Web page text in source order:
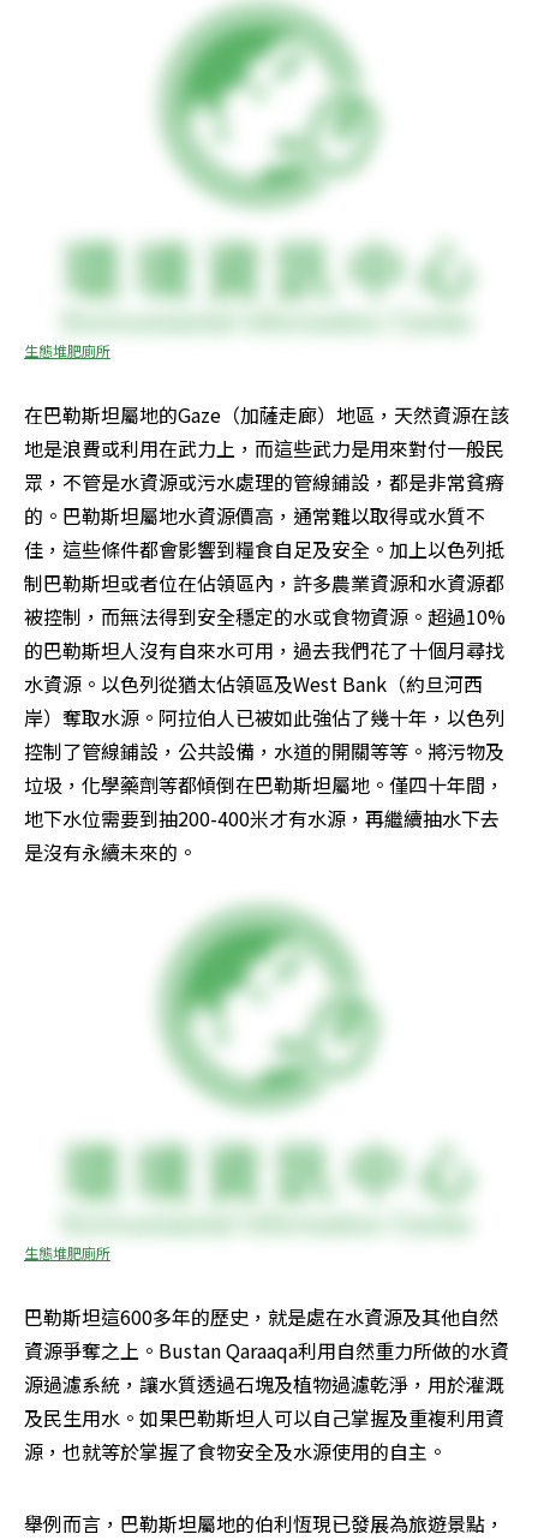
生態堆肥廁所
在巴勒斯坦屬地的Gaze（加薩走廊）地區，天然資源在該
地是浪費或利用在武力上，而這些武力是用來對付一般民
眾，不管是水資源或污水處理的管線鋪設，都是非常貧瘠
的。巴勒斯坦屬地水資源價高，通常難以取得或水質不
佳，這些條件都會影響到糧食自足及安全。加上以色列抵
制巴勒斯坦或者位在佔領區內，許多農業資源和水資源都
被控制，而無法得到安全穩定的水或食物資源。超過10%
的巴勒斯坦人沒有自來水可用，過去我們花了十個月尋找
水資源。以色列從猶太佔領區及West Bank（約旦河西
岸）奪取水源。阿拉伯人已被如此強佔了幾十年，以色列
控制了管線鋪設，公共設備，水道的開關等等。將污物及
垃圾，化學藥劑等都傾倒在巴勒斯坦屬地。僅四十年間，
地下水位需要到抽200-400米才有水源，再繼續抽水下去
是沒有永續未來的。
生態堆肥廁所
巴勒斯坦這600多年的歷史，就是處在水資源及其他自然
資源爭奪之上。Bustan Qaraaqa利用自然重力所做的水資
源過濾系統，讓水質透過石塊及植物過濾乾淨，用於灌溉
及民生用水。如果巴勒斯坦人可以自己掌握及重複利用資
源，也就等於掌握了食物安全及水源使用的自主。
舉例而言，巴勒斯坦屬地的伯利恆現已發展為旅遊景點，